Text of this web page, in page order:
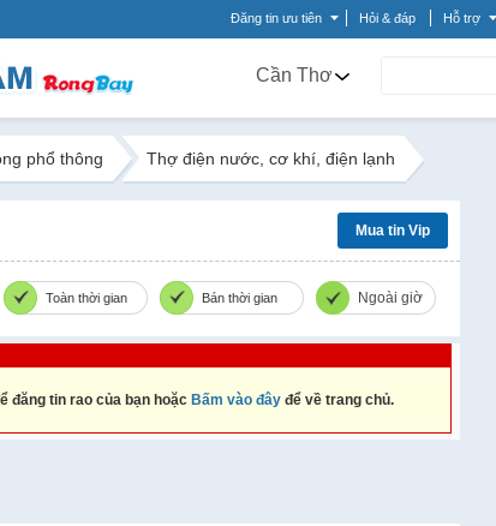
Đăng tin ưu tiên Hỏi & đáp Hỗ trợ
Cần Thơ
phổ thông Thợ điện nước, cơ khí, điện lạnh
Mua tin Vip
Toàn thời gian Bán thời gian Ngoài giờ
đăng tin rao của bạn hoặc Bấm vào đây để về trang chủ.